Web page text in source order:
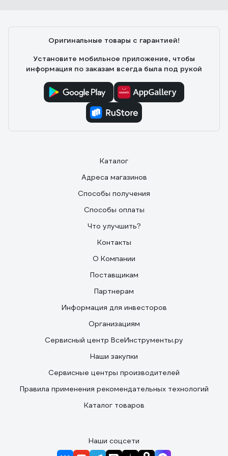
Оригинальные товары с гарантией!
Установите мобильное приложение, чтобы
информация по заказам всегда была под рукой
Каталог
Адреса магазинов
Способы получения
Способы оплаты
Что улучшить?
Контакты
О Компании
Поставщикам
Партнерам
Информация для инвесторов
Организациям
Сервисный центр ВсеИнструменты.ру
Наши закупки
Сервисные центры производителей
Правила применения рекомендательных технологий
Каталог товаров
Наши соцсети